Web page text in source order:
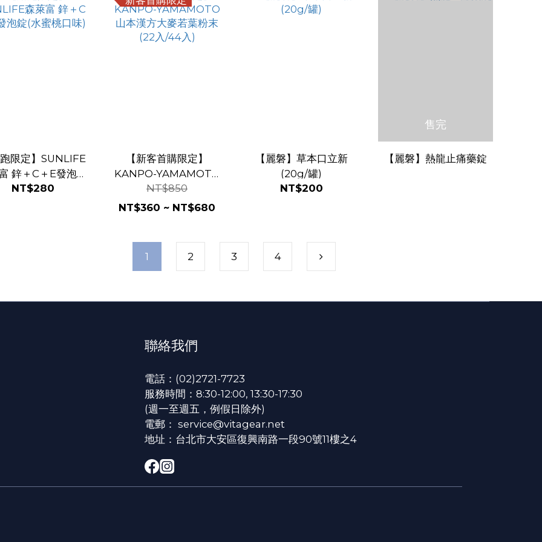
跑限定】SUNLIFE
鋅＋C＋E發泡錠
(水蜜桃口味)
NT$280
【新客首購限定】
KANPO-YAMAMOTO
山本漢方大麥若葉粉末
(22入/44入)
NT$850
NT$360 ~ NT$680
【麗磐】草本口立新
(20g/罐)
NT$200
售完
【麗磐】熱龍止痛藥錠
1 2 3 4
聯絡我們
電話：(02)2721-7723
服務時間：8:30-12:00, 13:30-17:30
(週一至週五，例假日除外)
電郵： service@vitagear.net
地址：台北市大安區復興南路一段90號11樓之4